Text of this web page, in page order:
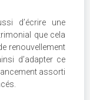
d’écrire une
que cela
renouvellement
d’adapter ce
assorti